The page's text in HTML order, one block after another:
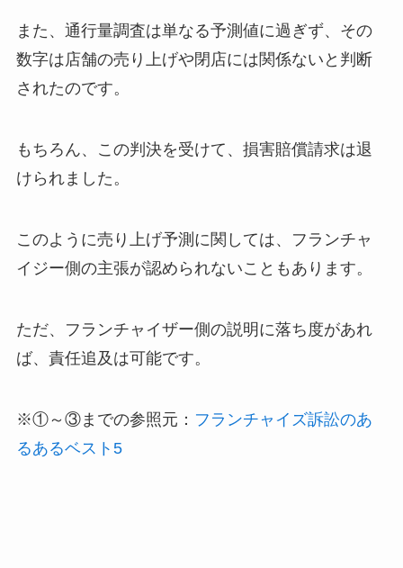
また、通行量調査は単なる予測値に過ぎず、その
数字は店舗の売り上げや閉店には関係ないと判断
されたのです。
もちろん、この判決を受けて、損害賠償請求は退
けられました。
このように売り上げ予測に関しては、フランチャ
イジー側の主張が認められないこともあります。
ただ、フランチャイザー側の説明に落ち度があれ
ば、責任追及は可能です。
※①～③までの参照元： フランチャイズ訴訟のあ
るあるベスト5